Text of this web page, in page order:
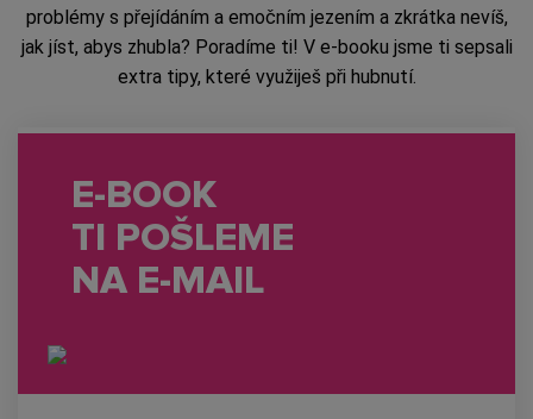
problémy s přejídáním a emočním jezením a zkrátka nevíš,
jak jíst, abys zhubla? Poradíme ti! V e-booku jsme ti sepsali
extra tipy, které využiješ při hubnutí.
E-BOOK
TI POŠLEME
NA E-MAIL